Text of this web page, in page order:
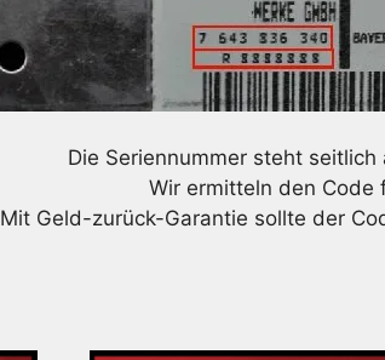
Die Seriennummer steht seitlich
Wir ermitteln den Code
Mit Geld-zurück-Garantie sollte der